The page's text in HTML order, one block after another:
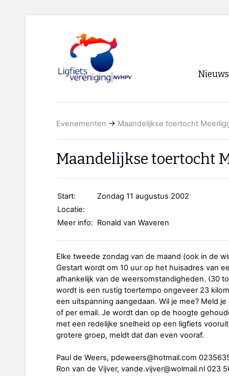
Nieuws
RSS
Evenementen → Maandelijkse toertocht
Maandelijkse toertocht
Start:
Zondag 11 augustus 2002
Locatie:
Meer info: Ronald van Waveren
Elke tweede zondag van de maand (ook in de
Gestart wordt om 10 uur op het huisadres van
afhankelijk van de weersomstandigheden. (30
wordt is een rustig toertempo ongeveer 23
een uitspanning aangedaan. Wil je mee? Meld
of per email. Je wordt dan op de hoogte
met een redelijke snelheid op een ligfiets
grotere groep, meldt dat dan even vooraf.
Paul de Weers, pdeweers@hotmail.com
Ron van de Vijver, vande.vijver@wolmail.nl 023